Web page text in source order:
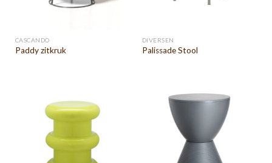
CASCANDO
Paddy zitkruk
DIVERSEN
Palissade Stool